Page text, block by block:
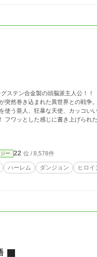
馴染＆親友で天然陽キャ。 鹿島
！！ 【 ヤンデレあります！ 無双あります！！ ヤ
う亜人、狂暴な天使、カッコい
ー 22 位 / 8,578件
ハーレム ダンジョン ヒロイ